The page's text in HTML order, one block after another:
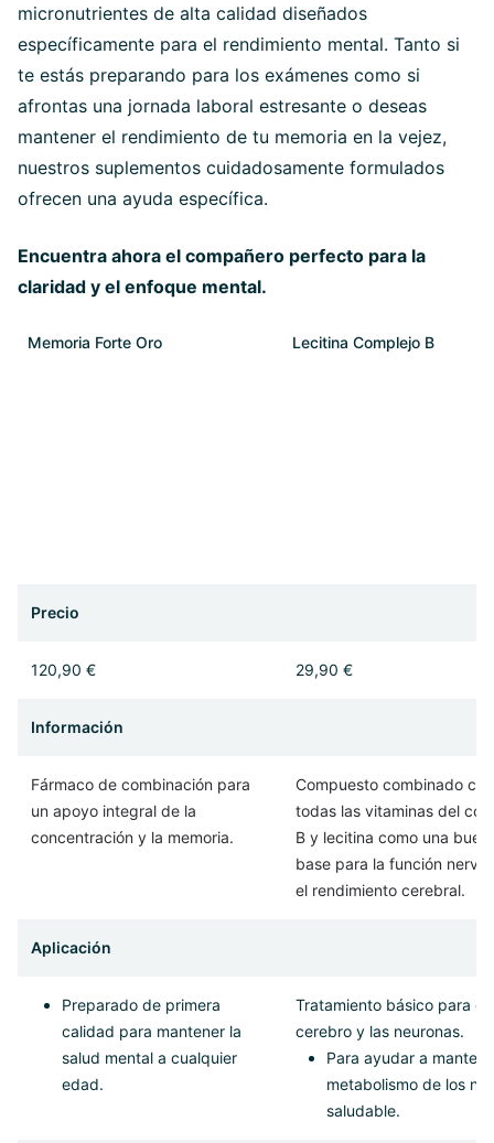
micronutrientes de alta calidad diseñados
específicamente para el rendimiento mental. Tanto si
te estás preparando para los exámenes como si
afrontas una jornada laboral estresante o deseas
mantener el rendimiento de tu memoria en la vejez,
nuestros suplementos cuidadosamente formulados
ofrecen una ayuda específica.
Encuentra ahora el compañero perfecto para la
claridad y el enfoque mental.
Memoria Forte Oro Lecitina Complejo B
Precio
120,90 € 29,90 €
Información
Fármaco de combinación para
un apoyo integral de la
concentración y la memoria.
Compuesto combinado con
todas las vitaminas del
B y lecitina como una
base para la función
el rendimiento cerebral.
Aplicación
Preparado de primera
calidad para mantener la
salud mental a cualquier
edad.
Tratamiento básico para el
cerebro y las neuronas.
Para ayudar a
metabolismo de los
saludable.